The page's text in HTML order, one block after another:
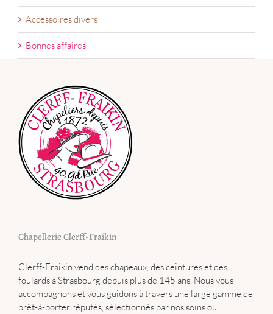
Accessoires divers
Bonnes affaires
Chapellerie Clerff-Fraikin
Clerff-Fraikin vend des chapeaux, des ceintures et des
foulards à Strasbourg depuis plus de 145 ans. Nous vous
accompagnons et vous guidons à travers une large gamme de
prêt-à-porter réputés, sélectionnés par nos soins ou